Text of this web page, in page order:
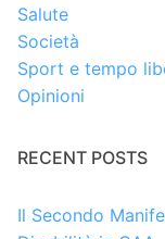
Salute
Società
Sport e tempo
Opinioni
RECENT POSTS
Il Secondo